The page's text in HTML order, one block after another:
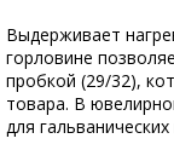
Выдерживает
горловине
пробкой (29/32),
товара. В
для